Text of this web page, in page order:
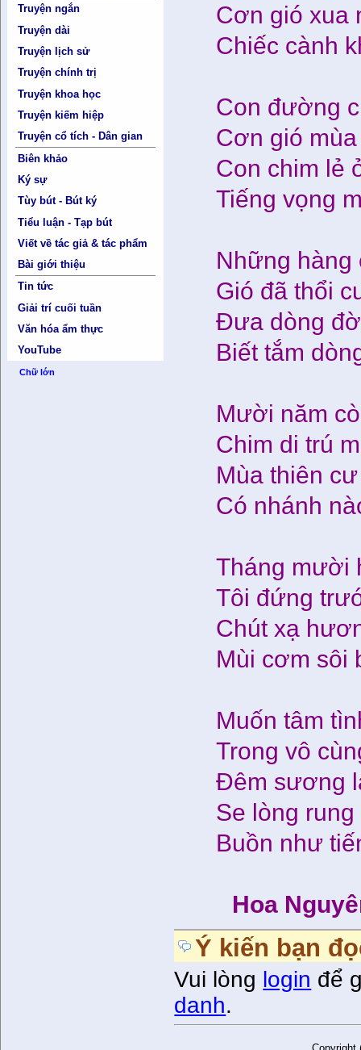
Truyện ngắn
Truyện dài
Truyện lịch sử
Truyện chính trị
Truyện khoa học
Truyện kiếm hiệp
Truyện cổ tích - Dân gian
Biên khảo
Ký sự
Tùy bút - Bút ký
Tiểu luận - Tạp bút
Viết về tác giả & tác phẩm
Bài giới thiệu
Tin tức
Giải trí cuối tuần
Văn hóa ẩm thực
YouTube
Chữ lớn
Cơn gió xua
Chiếc cành
Con đường
Cơn gió
Con chim lẻ
Tiếng vọng
Những
Gió đã thổi
Đưa dòng
Biết tắm
Mười năm
Chim di trú
Mùa thiên
Có nhánh
Tháng mười
Tôi đứng
Chút xạ
Mùi cơm sôi
Muốn tâm
Trong vô
Đêm sương
Se lòng
Buồn như
Hoa
Ý kiến bạn
Vui lòng login để
danh.